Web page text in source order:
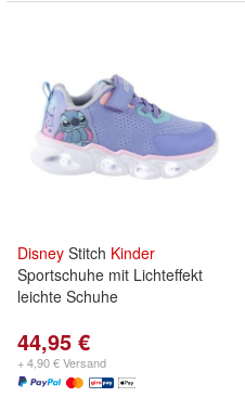
Disney Stitch Kinder
Sportschuhe mit Lichteffekt
leichte Schuhe
44,95 €
+ 4,90 € Versand